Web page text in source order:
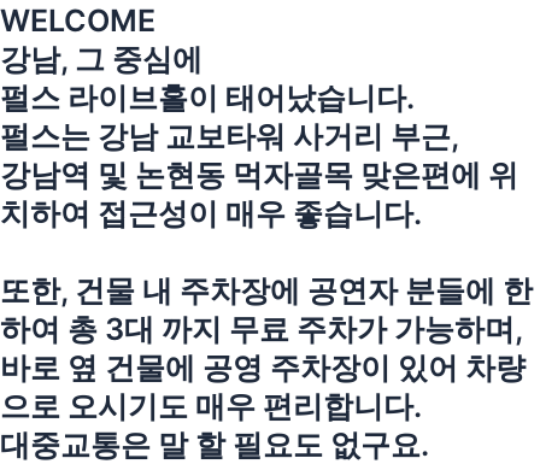
WELCOME
강남, 그 중심에
펄스 라이브홀이 태어났습니다.
펄스는 강남 교보타워 사거리 부근,
강남역 및 논현동 먹자골목 맞은편에 위
치하여 접근성이 매우 좋습니다.
또한, 건물 내 주차장에 공연자 분들에 한
하여 총 3대 까지 무료 주차가 가능하며,
바로 옆 건물에 공영 주차장이 있어 차량
으로 오시기도 매우 편리합니다.
대중교통은 말 할 필요도 없구요.